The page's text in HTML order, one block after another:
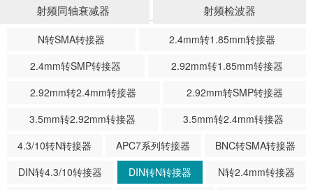
射频同轴衰减器 射频检波器
N转SMA转接器
2.4mm转1.85mm转接器
2.4mm转SMP转接器
2.92mm转1.85mm转接器
2.92mm转2.4mm转接器
2.92mm转SMP转接器
3.5mm转2.92mm转接器
3.5mm转2.4mm转接器
4.3/10转N转接器
APC7系列转接器
BNC转SMA转接器
DIN转4.3/10转接器
DIN转N转接器
N转2.4mm转接器